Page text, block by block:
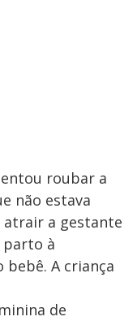
roubar a
não estava
atrair a gestante
parto à
A criança
de